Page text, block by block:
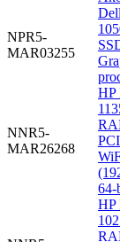
NPR5-
MAR03255
NNR5-
MAR26268
HP
64-
HP